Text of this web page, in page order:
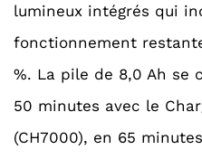
lumineux intégrés qui
fonctionnement
%. La pile de 8,0 Ah se
50 minutes avec le
(CH7000), en 65